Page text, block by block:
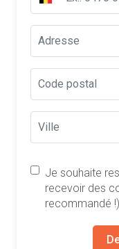
Je souhaite
recevoir des
recommandé !)